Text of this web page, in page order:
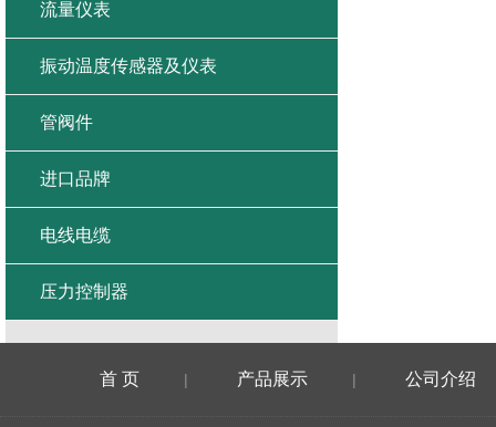
流量仪表
振动温度传感器及仪表
管阀件
进口品牌
电线电缆
压力控制器
首 页 | 产品展示 | 公司介绍